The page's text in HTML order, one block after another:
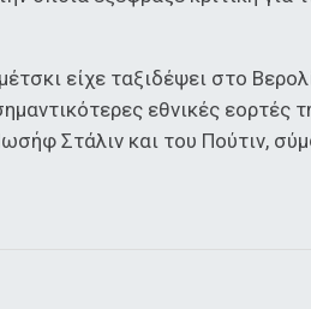
είχε ταξιδέψει στο
εθνικές εορτές
Στάλιν και του Πούτιν,